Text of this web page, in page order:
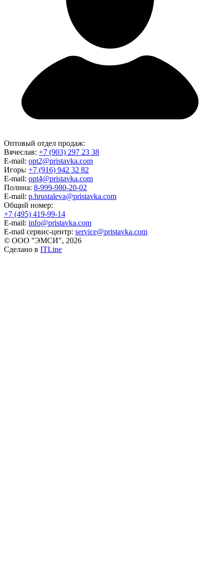
Оптовый отдел продаж:
Вячеслав: +7 (903) 297 23 38
E-mail: opt2@pristavka.com
Игорь: +7 (916) 942 32 82
E-mail: opt4@pristavka.com
Полина: 8-999-980-20-02
E-mail: p.hrustaleva@pristavka.com
Общий номер:
+7 (495) 419-99-14
E-mail: info@pristavka.com
E-mail сервис-центр: service@pristavka.com
© ООО "ЭМСИ", 2026
Сделано в ITLine